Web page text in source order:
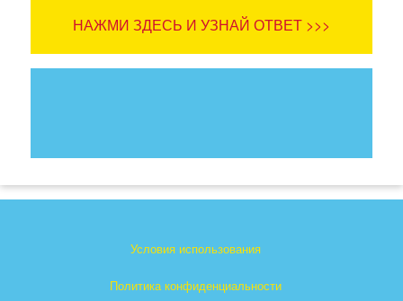
НАЖМИ ЗДЕСЬ И УЗНАЙ ОТВЕТ >>>
Условия использования
Политика конфиденциальности